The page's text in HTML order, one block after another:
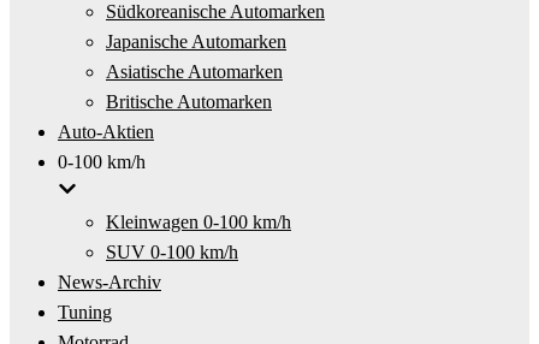
Südkoreanische Automarken
Japanische Automarken
Asiatische Automarken
Britische Automarken
Auto-Aktien
0-100 km/h
Kleinwagen 0-100 km/h
SUV 0-100 km/h
News-Archiv
Tuning